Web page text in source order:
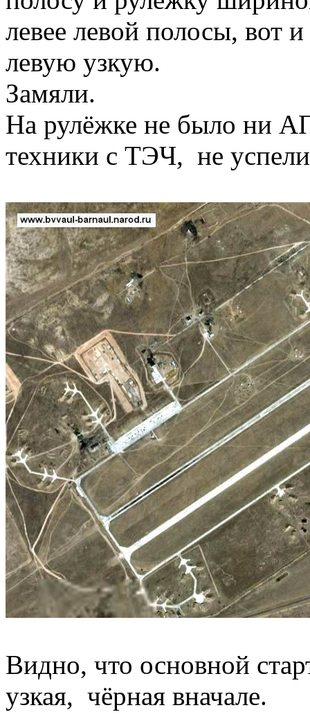
левее левой полосы, вот
левую узкую.
Замяли.
На рулёжке не было ни
техники с ТЭЧ, не
Видно, что основной
узкая, чёрная вначале.